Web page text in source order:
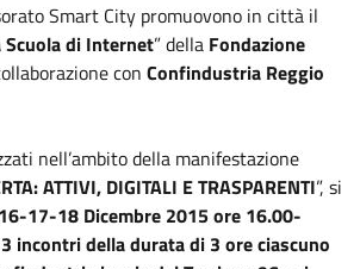
Smart City promuovono in città il
Scuola di Internet” della Fondazione
con Confindustria Reggio
nell’ambito della manifestazione
ATTIVI, DIGITALI E TRASPARENTI”, si
16-17-18 Dicembre 2015 ore 16.00-
incontri della durata di 3 ore ciascuno